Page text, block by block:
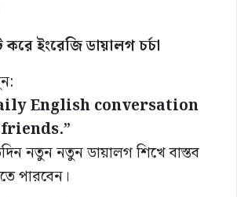
ইংরেজি ডায়ালগ চর্চা
English conversation
নতুন নতুন ডায়ালগ শিখে বাস্তব
পারবেন।